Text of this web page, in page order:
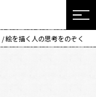
絵を描く人の思考をのぞく